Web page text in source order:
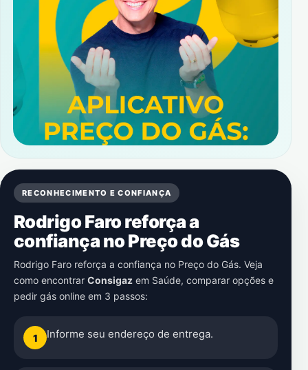
RECONHECIMENTO E CONFIANÇA
Rodrigo Faro reforça a
confiança no Preço do Gás
Rodrigo Faro reforça a confiança no Preço do Gás. Veja
como encontrar Consigaz em Saúde, comparar opções e
pedir gás online em 3 passos:
1 Informe seu endereço de entrega.